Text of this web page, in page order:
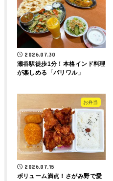
2026.07.30
瀬谷駅徒歩1分！本格インド料理
が楽しめる「パリワル」
お弁当
2026.07.15
ボリューム満点！さがみ野で愛